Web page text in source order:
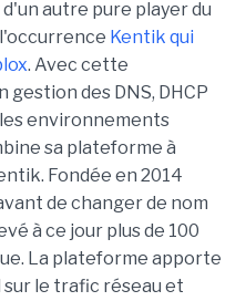
autre pure player du
Kentik qui
. Avec cette
des DNS, DHCP
les environnements
sa plateforme à
Fondée en 2014
de changer de nom
à ce jour plus de 100
La plateforme apporte
le trafic réseau et